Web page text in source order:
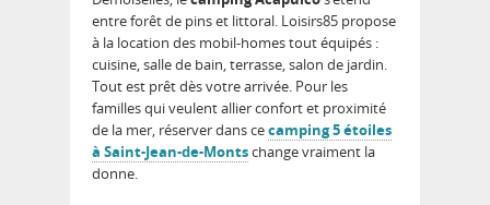
entre forêt de pins et littoral. Loisirs85 propose
à la location des mobil-homes tout équipés :
cuisine, salle de bain, terrasse, salon de jardin.
Tout est prêt dès votre arrivée. Pour les
familles qui veulent allier confort et proximité
de la mer, réserver dans cecamping 5 étoiles
à Saint-Jean-de-Montschange vraiment la
donne.